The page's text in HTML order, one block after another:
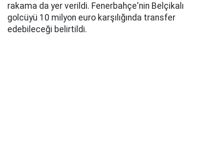
rakama da yer verildi. Fenerbahçe'nin Belçikalı
golcüyü 10 milyon euro karşılığında transfer
edebileceği belirtildi.